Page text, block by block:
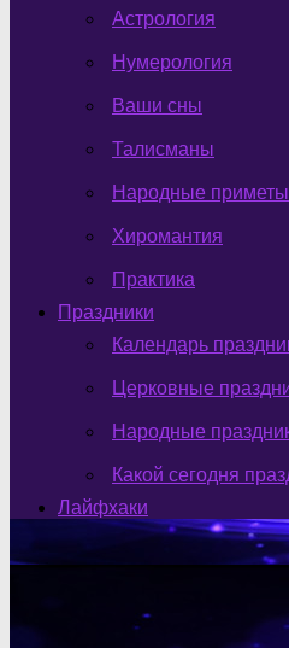
Астрология
Нумерология
Ваши сны
Талисманы
Народные приметы
Хиромантия
Практика
Праздники
Календарь
Церковные
Народные
Какой сегодня
Лайфхаки